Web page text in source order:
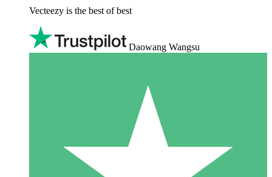
Vecteezy is the best of best
Daowang Wangsu